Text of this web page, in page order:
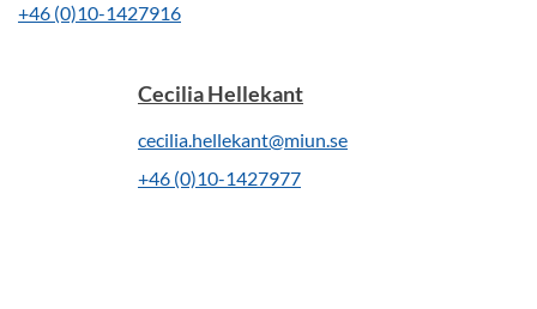
+46 (0)10-1427916
Cecilia Hellekant
cecilia.hellekant@miun.se
+46 (0)10-1427977